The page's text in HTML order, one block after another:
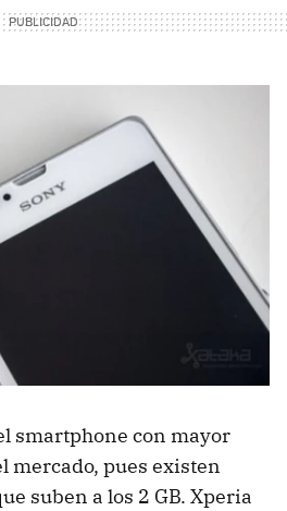
smartphone con mayor
mercado, pues existen
suben a los 2 GB. Xperia